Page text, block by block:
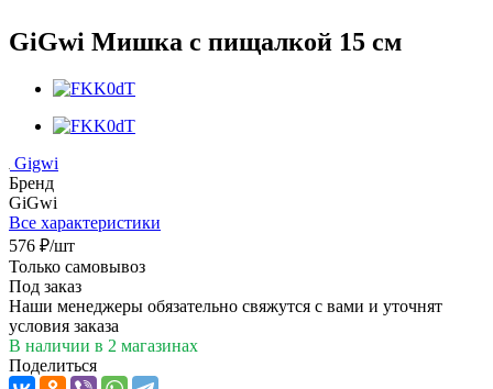
GiGwi Мишка с пищалкой 15 см
Gigwi
Бренд
GiGwi
Все характеристики
576 ₽/шт
Только самовывоз
Под заказ
Наши менеджеры обязательно свяжутся с вами и уточнят
условия заказа
В наличии в 2 магазинах
Поделиться